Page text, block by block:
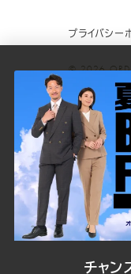
公
プライバシー
© 2026
チャン